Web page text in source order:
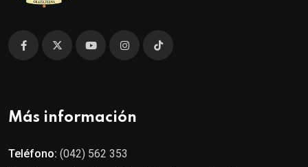
Más información
Teléfono: (042) 562 353